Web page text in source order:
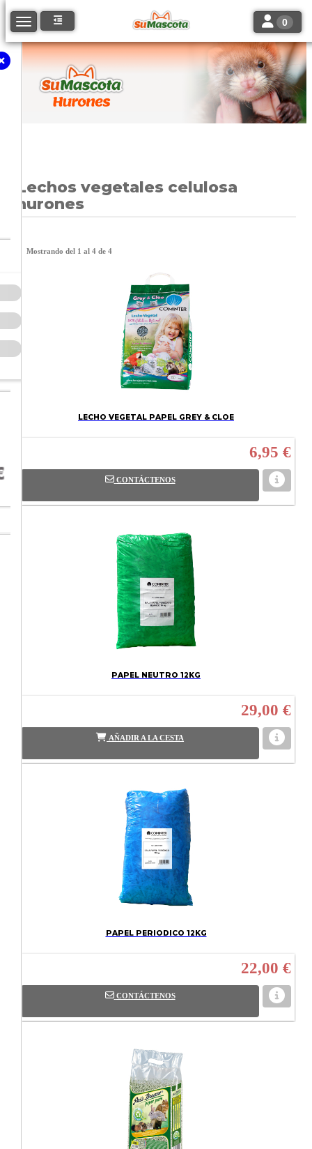
Toggle navigation Toggle
0
Lechos vegetales celulosa
hurones
Mostrando del 1 al 4 de 4
LECHO VEGETAL PAPEL GREY & CLOE
6,95 €
CONTÁCTENOS
PAPEL NEUTRO 12KG
29,00 €
AÑADIR A LA CESTA
PAPEL PERIODICO 12KG
22,00 €
CONTÁCTENOS